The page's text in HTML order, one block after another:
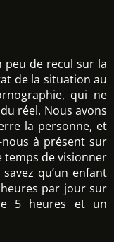
peu de recul sur la
de la situation au
qui ne
réel. Nous avons
la personne, et
à présent sur
temps de visionner
qu’un enfant
par jour sur
5 heures et un